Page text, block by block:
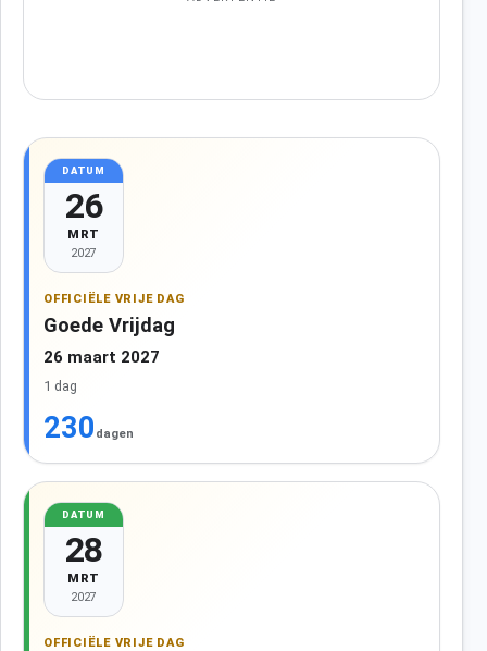
DATUM
26
MRT
2027
OFFICIËLE VRIJE DAG
Goede Vrijdag
26 maart 2027
1 dag
230 dagen
DATUM
28
MRT
2027
OFFICIËLE VRIJE DAG